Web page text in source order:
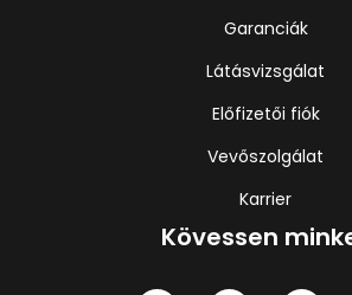
Garanciák
Látásvizsgálat
Előfizetői fiók
Vevőszolgálat
Karrier
Kövessen